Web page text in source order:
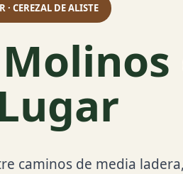
· CEREZAL DE ALISTE
caminos de media